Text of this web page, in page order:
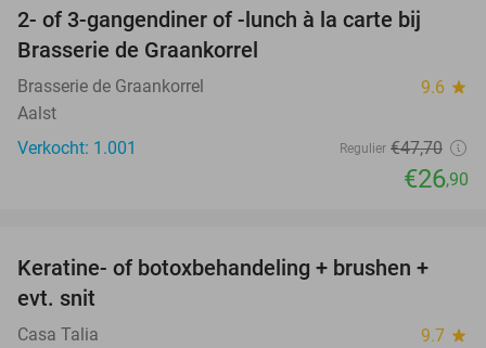
44%
2- of 3-gangendiner of -lunch à la carte bij
Brasserie de Graankorrel
Brasserie de Graankorrel 9.6 star
Aalst
Verkocht: 1.001
Regulier €47,70
€26,90
50%
Keratine- of botoxbehandeling + brushen +
evt. snit
Casa Talia 9.7 star